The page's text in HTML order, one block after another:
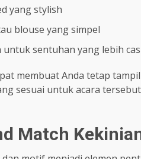
yang stylish
blouse yang simpel
sentuhan yang lebih
membuat Anda tetap
sesuai untuk acara
Match